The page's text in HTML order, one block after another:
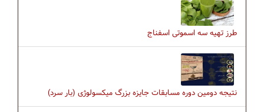
طرز تهیه سه اسموتی اسفناج
نتیجه دومین دوره مسابقات جایزه بزرگ میکسولوژی (بار سرد)